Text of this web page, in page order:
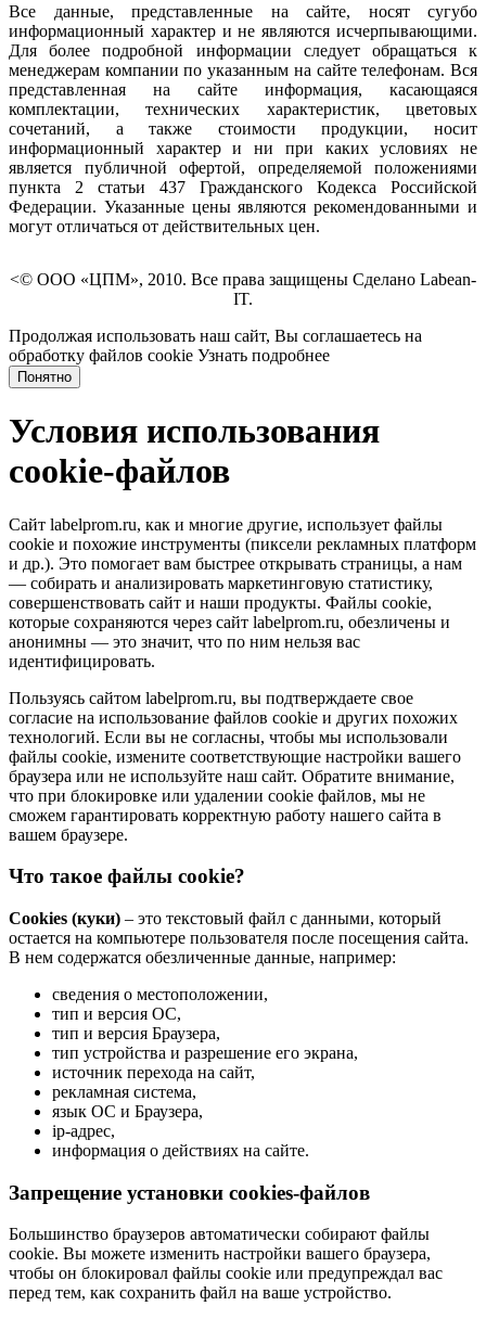
Все данные, представленные на сайте, носят сугубо
информационный характер и не являются исчерпывающими.
Для более подробной информации следует обращаться к
менеджерам компании по указанным на сайте телефонам. Вся
представленная на сайте информация, касающаяся
комплектации, технических характеристик, цветовых
сочетаний, а также стоимости продукции, носит
информационный характер и ни при каких условиях не
является публичной офертой, определяемой положениями
пункта 2 статьи 437 Гражданского Кодекса Российской
Федерации. Указанные цены являются рекомендованными и
могут отличаться от действительных цен.
<© ООО «ЦПМ», 2010. Все права защищены Сделано Labean-
IT.
Продолжая использовать наш сайт, Вы соглашаетесь на
обработку файлов cookie Узнать подробнее
Понятно
Условия использования
cookie-файлов
Сайт labelprom.ru, как и многие другие, использует файлы
cookie и похожие инструменты (пиксели рекламных платформ
и др.). Это помогает вам быстрее открывать страницы, а нам
— собирать и анализировать маркетинговую статистику,
совершенствовать сайт и наши продукты. Файлы сookie,
которые сохраняются через сайт labelprom.ru, обезличены и
анонимны — это значит, что по ним нельзя вас
идентифицировать.
Пользуясь сайтом labelprom.ru, вы подтверждаете свое
согласие на использование файлов cookie и других похожих
технологий. Если вы не согласны, чтобы мы использовали
файлы cookie, измените соответствующие настройки вашего
браузера или не используйте наш сайт. Обратите внимание,
что при блокировке или удалении cookie файлов, мы не
сможем гарантировать корректную работу нашего сайта в
вашем браузере.
Что такое файлы cookie?
Cookies (куки) – это текстовый файл с данными, который
остается на компьютере пользователя после посещения сайта.
В нем содержатся обезличенные данные, например:
сведения о местоположении,
тип и версия ОС,
тип и версия Браузера,
тип устройства и разрешение его экрана,
источник перехода на сайт,
рекламная система,
язык ОС и Браузера,
ip-адрес,
информация о действиях на сайте.
Запрещение установки cookies-файлов
Большинство браузеров автоматически собирают файлы
cookie. Вы можете изменить настройки вашего браузера,
чтобы он блокировал файлы cookie или предупреждал вас
перед тем, как сохранить файл на ваше устройство.